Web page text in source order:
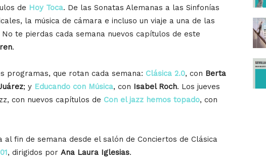
de Hoy Toca. De las Sonatas Alemanas a las Sinfonías
la música de cámara e incluso un viaje a una de las
te pierdas cada semana nuevos capítulos de este
.
programas, que rotan cada semana: Clásica 2.0, con Berta
; y Educando con Música, con Isabel Roch. Los jueves
con nuevos capítulos de Con el jazz hemos topado, con
al fin de semana desde el salón de Conciertos de Clásica
, dirigidos por Ana Laura Iglesias.